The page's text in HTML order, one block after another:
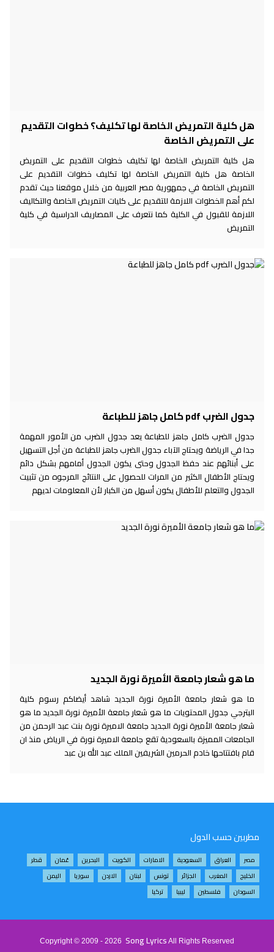
هل كلية التمريض الخاصة لها تكليف؟ خطوات التقديم
على التمريض الخاصة
هل كلية التمريض الخاصة لها تكليف خطوات التقديم على التمريض
الخاصة هل كلية التمريض الخاصة لها تكليف خطوات التقديم على
التمريض الخاصة في جمهورية مصر العربية من خلال موقعنا حيث تقدم
لكم أهم الخطوات اللازمة للتقديم على كليات التمريض الخاصة والتكاليف
اللازمة للقبول في الكلية كما نتعرف على المصاريف الدراسية في كلية
التمريض
جدول الضرب pdf كامل جاهز للطباعة
جدول الضرب كامل جاهز للطباعة يعد جدول الضرب من الأمور المهمة
جدا في الرياضة ويحتاج الآباء جدول الضرب جاهز للطباعة من أجل التسهيل
على أبنائهم عند حفظ الجدول وحتى يكون الجدول أمامهم بشكل دائم
ويحتاج الأطفال الكثير من المرات للحصول على النتائج المرجوه من تثبيت
الجدول والتعلم للأطفال يكون أسهل من الكبار لأن المعلومات لديهم
ما هو شعار جامعة الأميرة نورة الجديد
ما هو شعار جامعة الأميرة نورة الجديد شاهد أيضاكم رسوم كلية
البترجي جدول المحتويات ما هو شعار جامعة الأميرة نورة الجديد ما هو
شعار جامعة الأميرة نورة الجديد جامعة الاميرة نورة بنت عبد الرحمن من
الجامعات المميزة بالسعودية تقع جامعة الاميرة نورة في الرياض منذ ان
قام بافتتاحها خادم الحرمين الشريفين الملك عبد الله بن عبد
مطربين حسب الدول
مصر العراق السعودية الامارات الكويت البحرين عُمان
قطر
الخليج
المغرب الجزائر تونس لبنان الاردن سوريا
اليمن
السودان
فلسطين ليبيا تركيا
Copyright © 2009 - 2026 Song Lyrics All Rights Reserved